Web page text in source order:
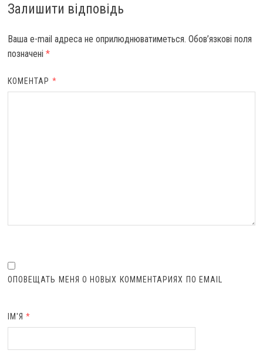
Залишити відповідь
Ваша e-mail адреса не оприлюднюватиметься. Обов’язкові поля
позначені *
КОМЕНТАР *
ОПОВЕЩАТЬ МЕНЯ О НОВЫХ КОММЕНТАРИЯХ ПО EMAIL
ІМ'Я*